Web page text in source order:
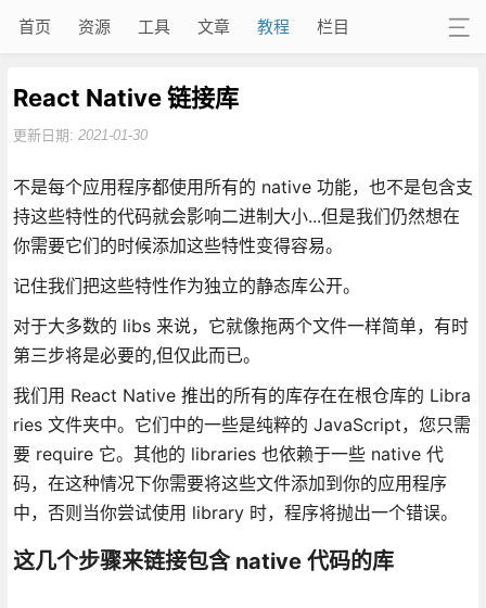
首页 资源 工具 文章 教程 栏目
React Native 链接库
更新日期: 2021-01-30
不是每个应用程序都使用所有的 native 功能，也不是包含支
持这些特性的代码就会影响二进制大小...但是我们仍然想在
你需要它们的时候添加这些特性变得容易。
记住我们把这些特性作为独立的静态库公开。
对于大多数的 libs 来说，它就像拖两个文件一样简单，有时
第三步将是必要的,但仅此而已。
我们用 React Native 推出的所有的库存在在根仓库的 Libra
ries 文件夹中。它们中的一些是纯粹的 JavaScript，您只需
要 require 它。其他的 libraries 也依赖于一些 native 代
码，在这种情况下你需要将这些文件添加到你的应用程序
中，否则当你尝试使用 library 时，程序将抛出一个错误。
这几个步骤来链接包含 native 代码的库